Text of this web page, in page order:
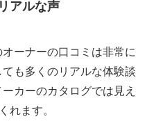
アルな声
ーナーの口コミは非常に
も多くのリアルな体験談
カーのカタログでは見え
れます。